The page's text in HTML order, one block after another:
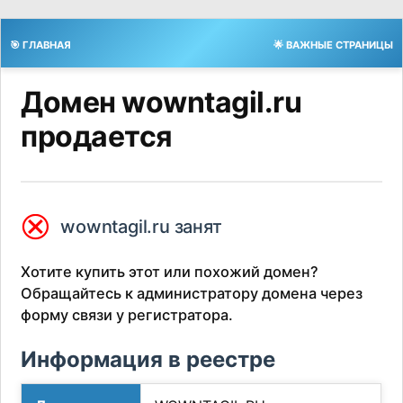
🎯 ГЛАВНАЯ 🌟 ВАЖНЫЕ СТРАНИЦЫ
Домен wowntagil.ru
продается
⮿ wowntagil.ru занят
Хотите купить этот или похожий домен?
Обращайтесь к администратору домена через
форму связи у регистратора.
Информация в реестре